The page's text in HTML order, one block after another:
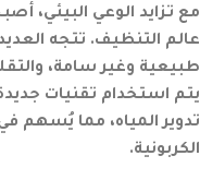
مع تزايد الوعي البيئي،
عالم التنظيف. تتجه
طبيعية وغير سامة،
يتم استخدام تقنيات
تدوير المياه، مما يُسهم
الكربونية.